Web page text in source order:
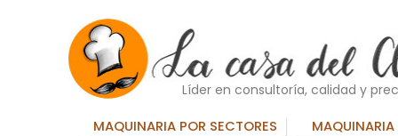
Líder en consultoría, calidad y
MAQUINARIA POR SECTORES
MAQUINARIA